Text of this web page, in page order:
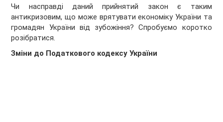
Чи насправді даний прийнятий закон є таким
антикризовим, що може врятувати економіку України та
громадян України від зубожіння? Спробуємо коротко
розібратися.
Зміни до Податкового кодексу України